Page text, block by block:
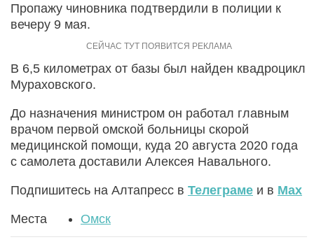
Пропажу чиновника подтвердили в полиции к
вечеру 9 мая.
В 6,5 километрах от базы был найден квадроцикл
Мураховского.
До назначения министром он работал главным
врачом первой омской больницы скорой
медицинской помощи, куда 20 августа 2020 года
с самолета доставили Алексея Навального.
Подпишитесь на Алтапресс в Телеграме и в Max
Места Омск